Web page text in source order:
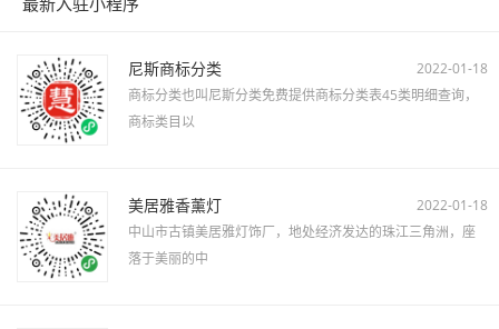
尼斯商标分类
2022-01-18
商标分类也叫尼斯分类免费提供商标分类表45类明细查询，
商标类目以
美居雅香薰灯
2022-01-18
中山市古镇美居雅灯饰厂，地处经济发达的珠江三角洲，座
落于美丽的中